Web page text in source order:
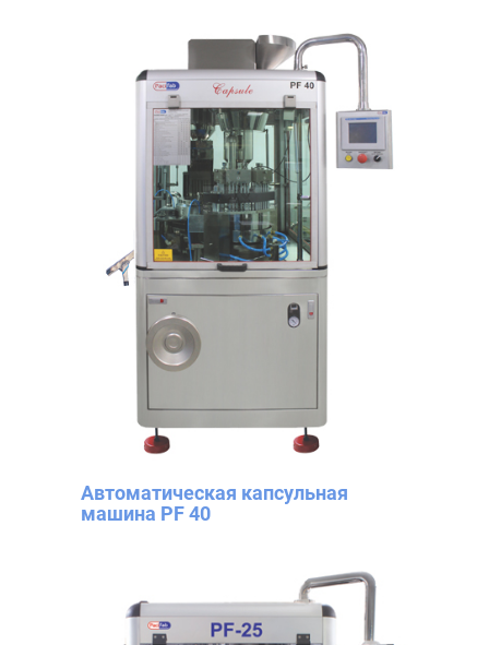
Автоматическая капсульная
машина PF 40